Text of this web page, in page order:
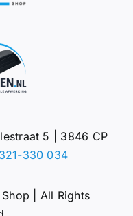
5 | 3846 CP
330 034
| All Rights